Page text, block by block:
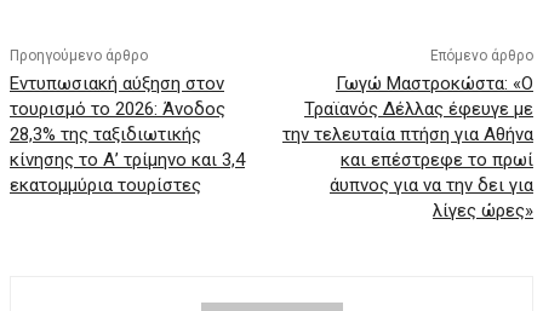
Προηγούμενο άρθρο
Εντυπωσιακή αύξηση στον
τουρισμό το 2026: Άνοδος
28,3% της ταξιδιωτικής
κίνησης το Α’ τρίμηνο και 3,4
εκατομμύρια τουρίστες
Επόμενο άρθρο
Γωγώ Μαστροκώστα: «Ο
Τραϊανός Δέλλας έφευγε με
την τελευταία πτήση για Αθήνα
και επέστρεφε το πρωί
άυπνος για να την δει για
λίγες ώρες»